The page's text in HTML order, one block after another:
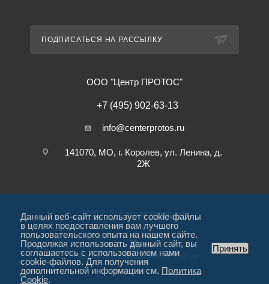
ПОДПИСАТЬСЯ НА РАССЫЛКУ
ООО "Центр ПРОТОС"
+7 (495) 902-63-13
info@centerprotos.ru
141070, МО, г. Королев, ул. Ленина, д.
2Ж
2026 © Все права защищены
Разработка и продвижение сайтов
Данный веб-сайт использует cookie-файлы
в целях предоставления вам лучшего
пользовательского опыта на нашем сайте.
Продолжая использовать данный сайт, вы
соглашаетесь с использованием нами
cookie-файлов. Для получения
дополнительной информации см. Политика
Cookie.
Принять